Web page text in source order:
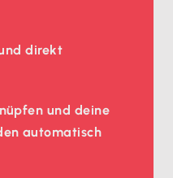
direkt
und deine
automatisch